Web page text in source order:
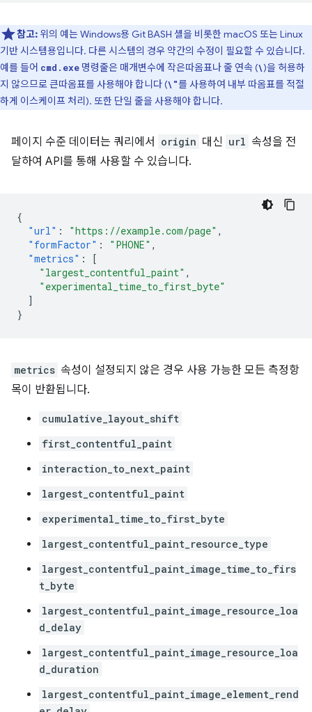
참고: 위의 예는 Windows용 Git BASH 셸을 비롯한 macOS 또는 Linux
기반 시스템용입니다. 다른 시스템의 경우 약간의 수정이 필요할 수 있습니다.
예를 들어 cmd.exe 명령줄은 매개변수에 작은따옴표나 줄 연속 (\)을 허용하
지 않으므로 큰따옴표를 사용해야 합니다 (\"를 사용하여 내부 따옴표를 적절
하게 이스케이프 처리). 또한 단일 줄을 사용해야 합니다.
페이지 수준 데이터는 쿼리에서 origin 대신 url 속성을 전
달하여 API를 통해 사용할 수 있습니다.
{
"url" : "https://example.com/page" ,
"formFactor" : "PHONE" ,
"metrics" :
[
"largest_contentful_paint" ,
"experimental_time_to_first_byte"
]
}
metrics 속성이 설정되지 않은 경우 사용 가능한 모든 측정항
목이 반환됩니다.
cumulative_layout_shift
first_contentful_paint
interaction_to_next_paint
largest_contentful_paint
experimental_time_to_first_byte
largest_contentful_paint_resource_type
largest_contentful_paint_image_time_to_firs
t_byte
largest_contentful_paint_image_resource_loa
d_delay
largest_contentful_paint_image_resource_loa
d_duration
largest_contentful_paint_image_element_rend